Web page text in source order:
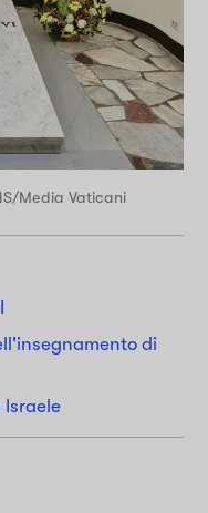
Media Vaticani
di
Israele